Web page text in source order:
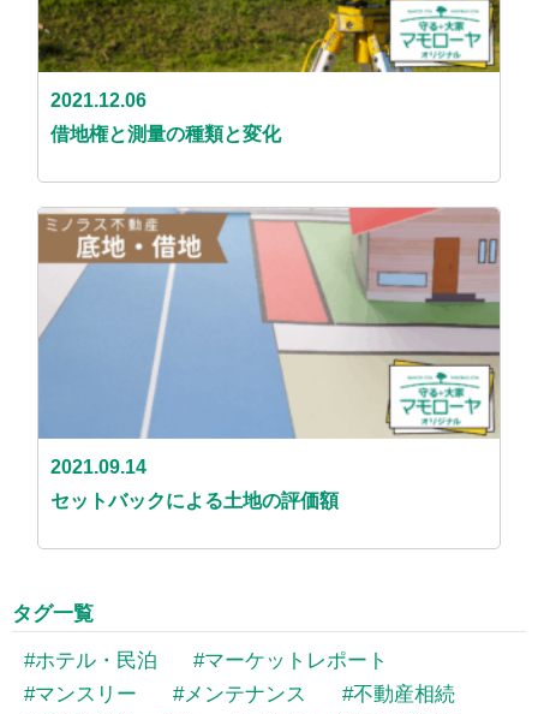
2021.12.06
借地権と測量の種類と変化
2021.09.14
セットバックによる土地の評価額
タグ一覧
ホテル・民泊
マーケットレポート
マンスリー
メンテナンス
不動産相続